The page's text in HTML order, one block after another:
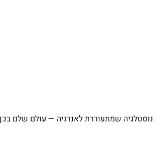
נוסטלגיה שמתעוררת לאנרגיה — עולם שלם